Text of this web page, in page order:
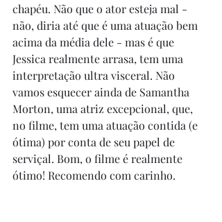
chapéu. Não que o ator esteja mal -
não, diria até que é uma atuação bem
acima da média dele - mas é que
Jessica realmente arrasa, tem uma
interpretação ultra visceral. Não
vamos esquecer ainda de Samantha
Morton, uma atriz excepcional, que,
no filme, tem uma atuação contida (e
ótima) por conta de seu papel de
serviçal. Bom, o filme é realmente
ótimo! Recomendo com carinho.